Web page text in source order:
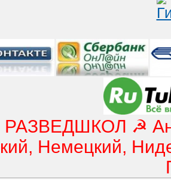
☭
Немецкий,